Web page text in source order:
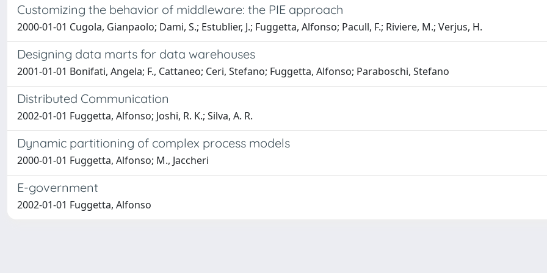
Customizing the behavior of middleware: the PIE approach
2000-01-01 Cugola, Gianpaolo; Dami, S.; Estublier, J.; Fuggetta, Alfonso; Pacull, F.; Riviere, M.; Verjus, H.
Designing data marts for data warehouses
2001-01-01 Bonifati, Angela; F., Cattaneo; Ceri, Stefano; Fuggetta, Alfonso; Paraboschi, Stefano
Distributed Communication
2002-01-01 Fuggetta, Alfonso; Joshi, R. K.; Silva, A. R.
Dynamic partitioning of complex process models
2000-01-01 Fuggetta, Alfonso; M., Jaccheri
E-government
2002-01-01 Fuggetta, Alfonso